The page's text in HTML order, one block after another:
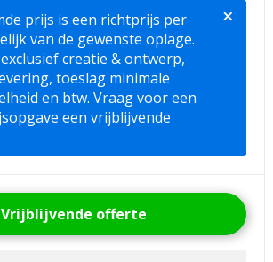
prijs is een richtprijs per
van de gewenste oplage.
creatie & ontwerp,
toeslag minimale
en btw. Vraag voor een
een vrijblijvende
×
Vrijblijvende offerte